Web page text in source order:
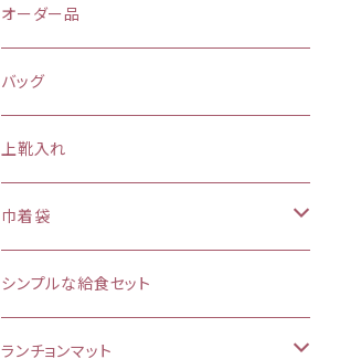
オーダー品
バッグ
上靴入れ
巾着袋
(大)約 縦37×横34マチ＋8cm
お弁当袋
シンプルな給食セット
ランチョンマット